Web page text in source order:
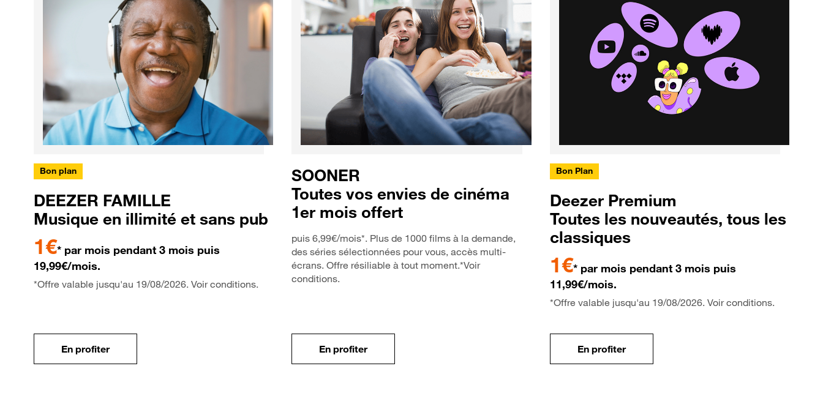
Bon plan
DEEZER FAMILLE
Musique en illimité et sans pub
1€* par mois pendant 3 mois puis
19,99€/mois.
*Offre valable jusqu'au 19/08/2026. Voir conditions.
En profiter
SOONER
Toutes vos envies de cinéma
1er mois offert
puis 6,99€/mois*. Plus de 1000 films à la demande,
des séries sélectionnées pour vous, accès multi-
écrans. Offre résiliable à tout moment.*Voir
conditions.
En profiter
Bon Plan
Deezer Premium
Toutes les nouveautés, tous les
classiques
1€* par mois pendant 3 mois puis
11,99€/mois.
*Offre valable jusqu'au 19/08/2026. Voir conditions.
En profiter